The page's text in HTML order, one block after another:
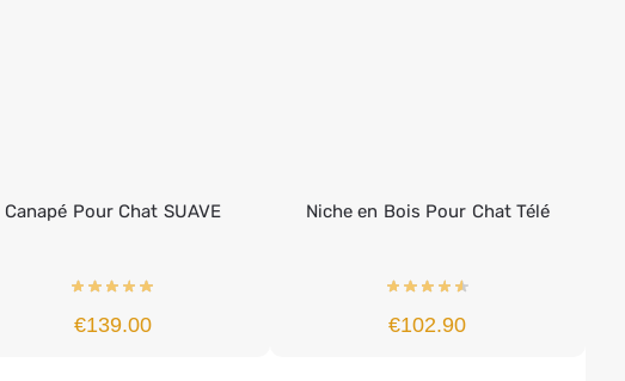
Canapé Pour Chat SUAVE
€139.00
Niche en Bois Pour Chat Télé
€102.90